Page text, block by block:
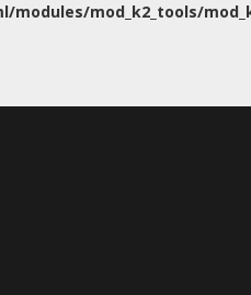
mod_k2_tools/